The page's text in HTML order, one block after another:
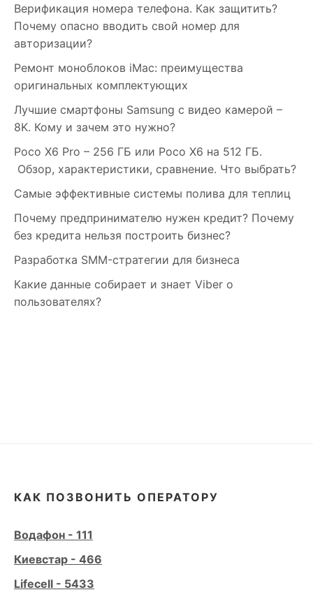
Верификация номера телефона. Как защитить?
Почему опасно вводить свой номер для
авторизации?
Ремонт моноблоков iMac: преимущества
оригинальных комплектующих
Лучшие смартфоны Samsung c видео камерой –
8K. Кому и зачем это нужно?
Poco X6 Pro – 256 ГБ или Poco X6 на 512 ГБ.
Обзор, характеристики, сравнение. Что выбрать?
Самые эффективные системы полива для теплиц
Почему предпринимателю нужен кредит? Почему
без кредита нельзя построить бизнес?
Разработка SMM-стратегии для бизнеса
Какие данные собирает и знает Viber о
пользователях?
КАК ПОЗВОНИТЬ ОПЕРАТОРУ
Водафон - 111
Киевстар - 466
Lifecell - 5433